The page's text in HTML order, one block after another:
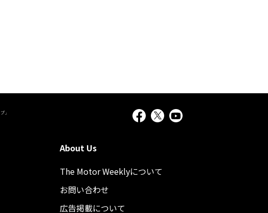
About Us
The Motor Weeklyについて
お問い合わせ
広告掲載について